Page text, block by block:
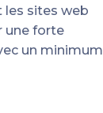
les sites web
une forte
un minimum